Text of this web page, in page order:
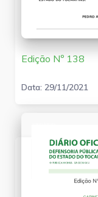
Edição Nº 138
Data: 29/11/2021